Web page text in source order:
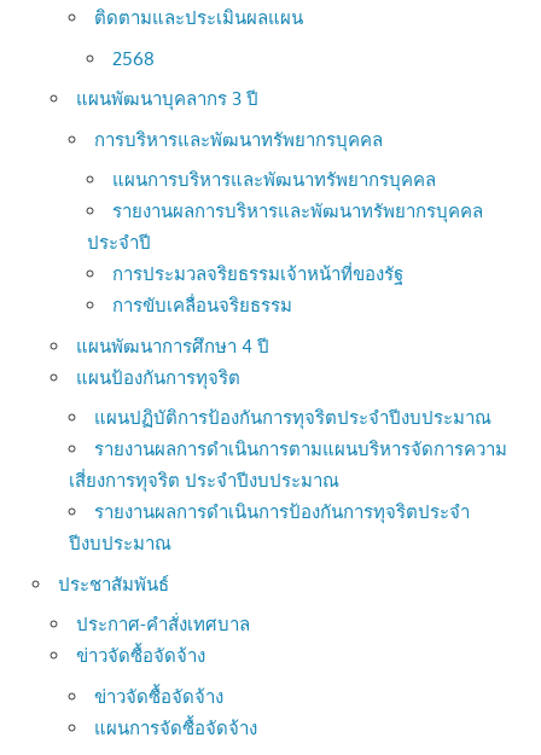
ติดตามและประเมินผลแผน
2568
แผนพัฒนาบุคลากร 3 ปี
การบริหารและพัฒนาทรัพยากรบุคคล
แผนการบริหารและพัฒนาทรัพยากรบุคคล
รายงานผลการบริหารและพัฒนาทรัพยากรบุคคล
ประจำปี
การประมวลจริยธรรมเจ้าหน้าที่ของรัฐ
การขับเคลื่อนจริยธรรม
แผนพัฒนาการศึกษา 4 ปี
แผนป้องกันการทุจริต
แผนปฏิบัติการป้องกันการทุจริตประจำปีงบประมาณ
รายงานผลการดำเนินการตามแผนบริหารจัดการความ
เสี่ยงการทุจริต ประจำปีงบประมาณ
รายงานผลการดำเนินการป้องกันการทุจริตประจำ
ปีงบประมาณ
ประชาสัมพันธ์
ประกาศ-คำสั่งเทศบาล
ข่าวจัดซื้อจัดจ้าง
ข่าวจัดซื้อจัดจ้าง
แผนการจัดซื้อจัดจ้าง